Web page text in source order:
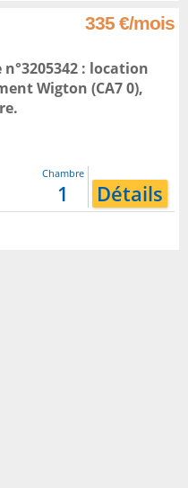
335 €/mois
: location
Wigton (CA7 0),
.
Chambre
1 Détails